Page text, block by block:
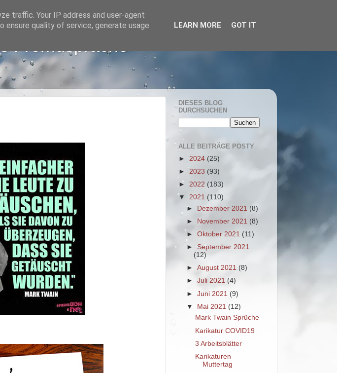
Fremdsprache
DIESES BLOG
DURCHSUCHEN
ALLE BEITRÄGE POSTY
► 2024 (25)
► 2023 (93)
► 2022 (183)
▼ 2021 (110)
►
Dezember 2021 (8)
►
November 2021 (8)
►Oktober 2021 (11)
►September 2021
(12)
►August 2021(8)
►Juli 2021 (4)
►Juni 2021 (9)
▼ Mai 2021 (12)
Mark Twain Sprüche
Karikatur COVID19
3 Arbeitsblätter
Karikaturen
Muttertag
traffic. Your IP address and user-agent
ensure quality of service, generate usage
LEARN MORE GOT IT